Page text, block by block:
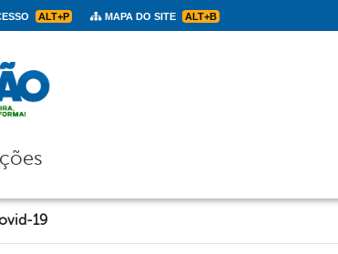
ALT+P MAPA DO SITE ALT+B
19